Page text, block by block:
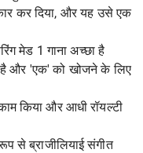
कर दिया, और यह उसे एक
मेड 1 गाना अच्छा है
है और 'एक' को खोजने के लिए
किया और आधी रॉयल्टी
से ब्राजीलियाई संगीत